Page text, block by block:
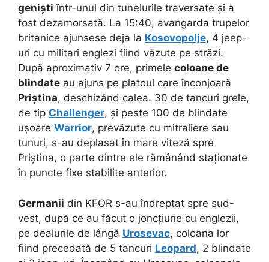
geniști într-unul din tunelurile traversate și a
fost dezamorsată. La 15:40, avangarda trupelor
britanice ajunsese deja la Kosovopolje, 4 jeep-
uri cu militari englezi fiind văzute pe străzi.
După aproximativ 7 ore, primele coloane de
blindate au ajuns pe platoul care înconjoară
Priștina, deschizând calea. 30 de tancuri grele,
de tip Challenger, și peste 100 de blindate
ușoare Warrior, prevăzute cu mitraliere sau
tunuri, s-au deplasat în mare viteză spre
Priștina, o parte dintre ele rămânând staționate
în puncte fixe stabilite anterior.
Germanii din KFOR s-au îndreptat spre sud-
vest, după ce au făcut o joncțiune cu englezii,
pe dealurile de lângă Urosevac, coloana lor
fiind precedată de 5 tancuri Leopard, 2 blindate